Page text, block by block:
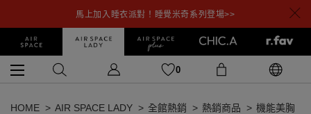
馬上加入睡衣派對！睡覺米奇系列登場>>
0
HOME AIR SPACE LADY 全館熱銷 熱銷商品 機能美胸